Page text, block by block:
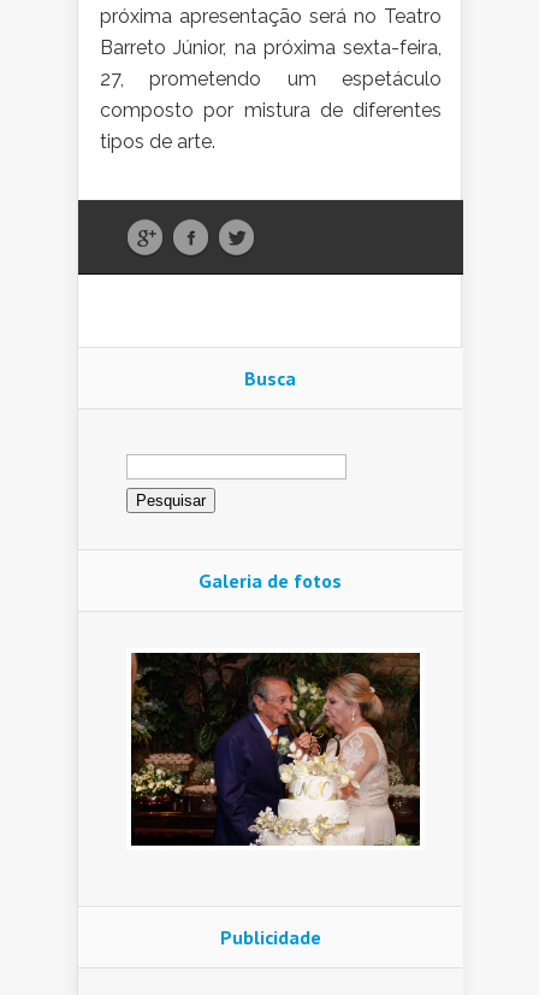
próxima apresentação será no Teatro
Barreto Júnior, na próxima sexta-feira,
27, prometendo um espetáculo
composto por mistura de diferentes
tipos de arte.
Busca
Pesquisar
por:
Galeria de fotos
Publicidade